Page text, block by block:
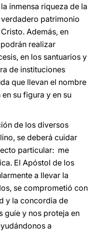
inmensa riqueza de la
patrimonio
Además, en
realizar
en los santuarios y
de instituciones
que llevan el nombre
su figura y en su
de los diversos
se deberá cuidar
particular: me
El Apóstol de los
a llevar la
se comprometió con
y la concordia de
guíe y nos proteja en
a